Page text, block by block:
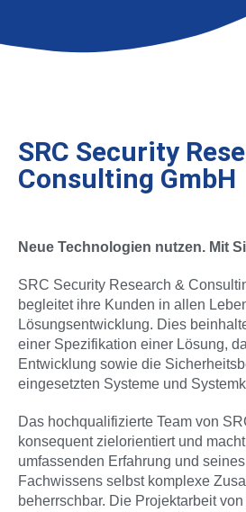
SRC Security
Consulting GmbH
Neue Technologien nutzen. Mit
SRC Security Research &
begleitet ihre Kunden in allen
Lösungsentwicklung. Dies
einer Spezifikation einer Lösung,
Entwicklung sowie die
eingesetzten Systeme und
Das hochqualifizierte Team von
konsequent zielorientiert und
umfassenden Erfahrung und
Fachwissens selbst komplexe
beherrschbar. Die Projektarbeit